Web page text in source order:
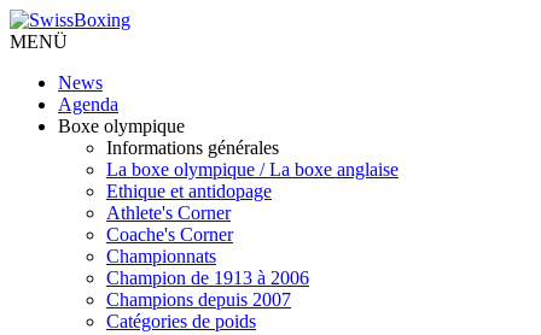
MENÜ
News
Agenda
Boxe olympique
Informations générales
La boxe olympique / La boxe anglaise
Ethique et antidopage
Athlete's Corner
Coache's Corner
Championnats
Champion de 1913 à 2006
Champions depuis 2007
Catégories de poids